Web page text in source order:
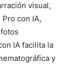
visual,
con IA,
IA facilita la
y